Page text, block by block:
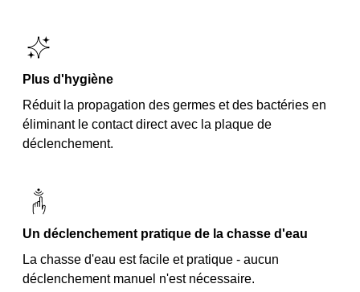
Plus d'hygiène
Réduit la propagation des germes et des bactéries en
éliminant le contact direct avec la plaque de
déclenchement.
Un déclenchement pratique de la chasse d'eau
La chasse d'eau est facile et pratique - aucun
déclenchement manuel n'est nécessaire.